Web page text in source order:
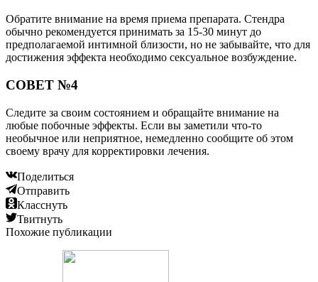
Обратите внимание на время приема препарата. Стендра
обычно рекомендуется принимать за 15-30 минут до
предполагаемой интимной близости, но не забывайте, что для
достижения эффекта необходимо сексуальное возбуждение.
СОВЕТ №4
Следите за своим состоянием и обращайте внимание на
любые побочные эффекты. Если вы заметили что-то
необычное или неприятное, немедленно сообщите об этом
своему врачу для корректировки лечения.
Поделиться
Отправить
Класснуть
Твитнуть
Похожие публикации